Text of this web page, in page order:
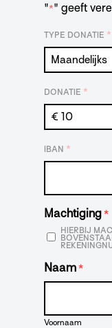
"*" geeft
TYPE DONATIE *
DONATIE *
IBAN *
Machtiging *
HIERBIJ
Naam *
Voornaam